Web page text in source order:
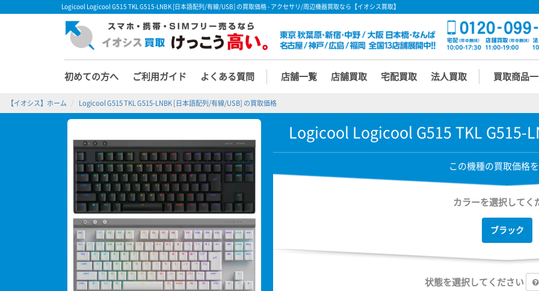
Logicool Logicool G515 TKL G515-LNBK [日本語配列/有線/USB] の買取価格 - アクセサリ/周辺機器買取なら【イオシス買取】
初めての方へ ご利用ガイド よくある質問 店舗一覧 店舗買取 宅配買取 法人買取 買取商品
【イオシス】ホーム Logicool G515 TKL G515-LNBK [日本語配列/有線/USB] の買取価格
Logicool Logicool G515 TKL G515-
この機種の買取価格
カラーを選択してく
ブラック
状態を選択してください